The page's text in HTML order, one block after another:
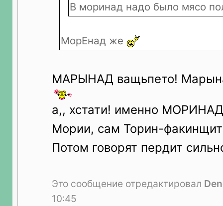
В моринад надо было мясо
МорЕнад же
МАРЫНАД ващьпето!
а,, хстати! именно
Мории, сам Торин-
Потом говорят пердит
Это сообщение отредактировал
10:45